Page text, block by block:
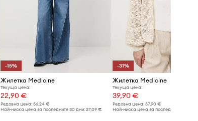
-15%
Жилетка Medicine
Текуща цена:
22,90 €
Редовна цена:56,24 €
Най-ниска цена за последните 30 дни:27,09 €
-31%
Жилетка Medicine
Текуща цена:
39,90 €
Редовна цена: 57,90 €
Най-ниска цена за последните 30 дни: